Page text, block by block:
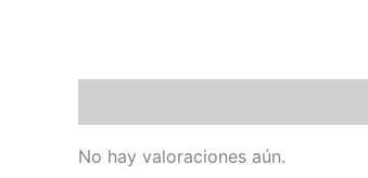
No hay valoraciones aún.